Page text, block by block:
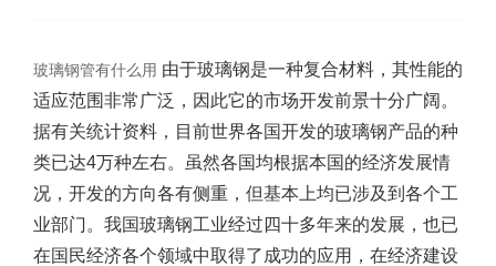
玻璃钢管有什么用 由于玻璃钢是一种复合材料，其性能的
适应范围非常广泛，因此它的市场开发前景十分广阔。
据有关统计资料，目前世界各国开发的玻璃钢产品的种
类已达4万种左右。虽然各国均根据本国的经济发展情
况，开发的方向各有侧重，但基本上均已涉及到各个工
业部门。我国玻璃钢工业经过四十多年来的发展 ，也已
在国民经济各个领域中取得了成功的应用，在经济建设